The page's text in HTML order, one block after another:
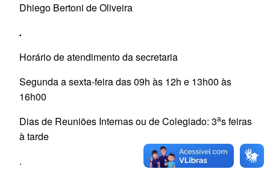
Dhiego Bertoni de Oliveira
.
Horário de atendimento da secretaria
Segunda a sexta-feira das 09h às 12h e 13h00 às
16h00
Dias de Reuniões Internas ou de Colegiado: 3as feiras
à tarde
.